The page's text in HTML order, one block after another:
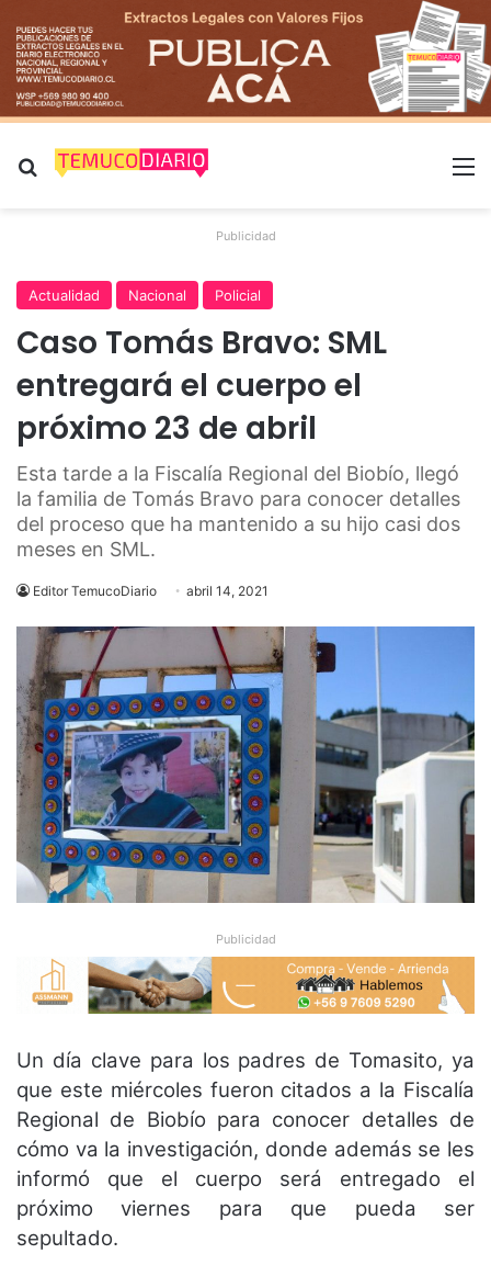
Buscar por
Publicidad
Actualidad Nacional Policial
Caso Tomás Bravo: SML
entregará el cuerpo el
próximo 23 de abril
Esta tarde a la Fiscalía Regional del Biobío, llegó
la familia de Tomás Bravo para conocer detalles
del proceso que ha mantenido a su hijo casi dos
meses en SML.
Editor TemucoDiario abril 14, 2021
Publicidad
Un día clave para los padres de Tomasito, ya
que este miércoles fueron citados a la Fiscalía
Regional de Biobío para conocer detalles de
cómo va la investigación, donde además se les
informó que el cuerpo será entregado el
próximo viernes para que pueda ser
sepultado.